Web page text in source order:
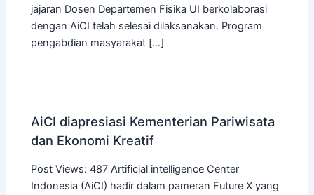
jajaran Dosen Departemen Fisika UI berkolaborasi
dengan AiCI telah selesai dilaksanakan. Program
pengabdian masyarakat […]
AiCI diapresiasi Kementerian Pariwisata
dan Ekonomi Kreatif
Post Views: 487 Artificial intelligence Center
Indonesia (AiCI) hadir dalam pameran Future X yang